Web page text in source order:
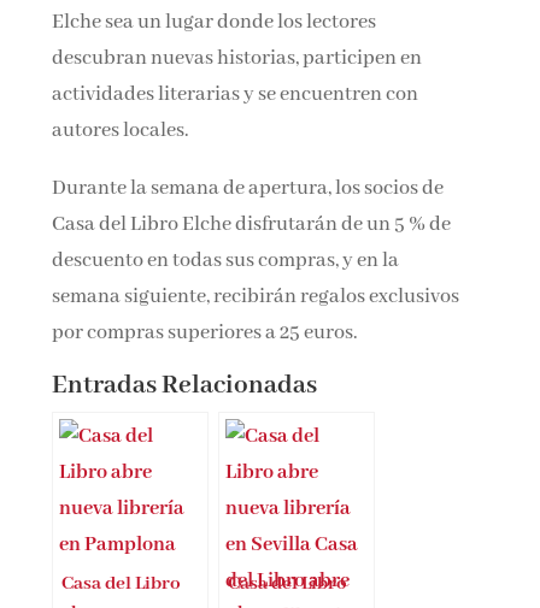
Elche sea un lugar donde los lectores
descubran nuevas historias, participen en
actividades literarias y se encuentren con
autores locales.
Durante la semana de apertura, los socios de
Casa del Libro Elche disfrutarán de un 5 % de
descuento en todas sus compras, y en la
semana siguiente, recibirán regalos exclusivos
por compras superiores a 25 euros.
Entradas Relacionadas
Casa del Libro
Casa del Libro